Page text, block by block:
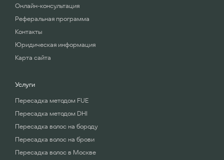
Онлайн-консультация
Реферальная программа
Контакты
Юридическая информация
Карта сайта
Услуги
Пересадка методом FUE
Пересадка методом DHI
Пересадка волос на бороду
Пересадка волос на брови
Пересадка волос в Москве